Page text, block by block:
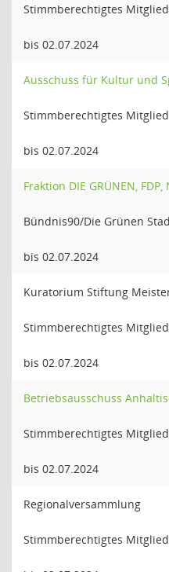
Stimmberechtigtes Mitglied
bis 02.07.2024
Ausschuss für Kultur und
Stimmberechtigtes Mitglied
bis 02.07.2024
Fraktion DIE GRÜNEN,
Bündnis90/Die Grünen
bis 02.07.2024
Kuratorium Stiftung
Stimmberechtigtes Mitglied
bis 02.07.2024
Betriebsausschuss
Stimmberechtigtes Mitglied
bis 02.07.2024
Regionalversammlung
Stimmberechtigtes Mitglied